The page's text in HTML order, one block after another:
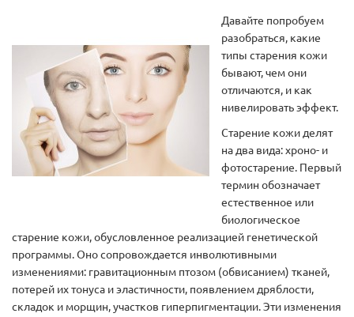
Давайте попробуем
разобраться, какие
типы старения кожи
бывают, чем они
отличаются, и как
нивелировать эффект.
Старение кожи делят
на два вида: хроно- и
фотостарение. Первый
термин обозначает
естественное или
биологическое
старение кожи, обусловленное реализацией генетической
программы. Оно сопровождается инволютивными
изменениями: гравитационным птозом (обвисанием) тканей,
потерей их тонуса и эластичности, появлением дряблости,
складок и морщин, участков гиперпигментации. Эти изменения